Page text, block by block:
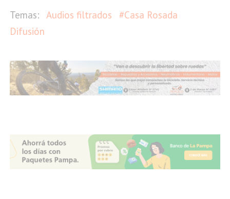
Audios filtrados
#Casa Rosada
Difusión